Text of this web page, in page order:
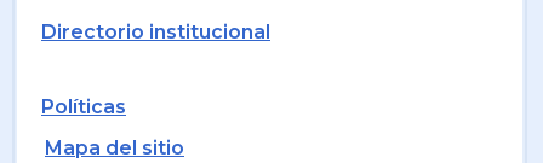
Directorio institucional
Políticas
Mapa del sitio